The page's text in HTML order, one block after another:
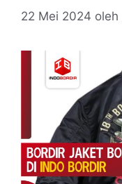
22 Mei 2024 oleh